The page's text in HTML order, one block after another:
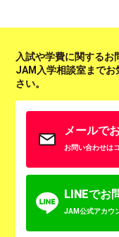
入試や学費に関するお
JAM入学相談室まで
さい。
メールで
お問い合わせは
LINEでお
JAM公式アカウ